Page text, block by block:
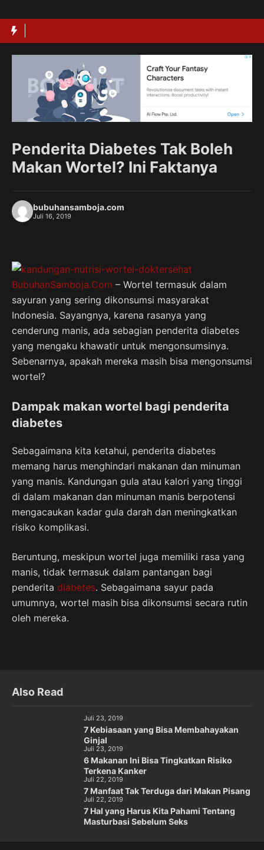
ke
Penderita Diabetes Tak Boleh
Makan Wortel? Ini Faktanya
bubuhansamboja.com
Juli 16, 2019
BubuhanSamboja.Com – Wortel termasuk dalam
sayuran yang sering dikonsumsi masyarakat
Indonesia. Sayangnya, karena rasanya yang
cenderung manis, ada sebagian penderita diabetes
yang mengaku khawatir untuk mengonsumsinya.
Sebenarnya, apakah mereka masih bisa mengonsumsi
wortel?
Dampak makan wortel bagi penderita
diabetes
Sebagaimana kita ketahui, penderita diabetes
memang harus menghindari makanan dan minuman
yang manis. Kandungan gula atau kalori yang tinggi
di dalam makanan dan minuman manis berpotensi
mengacaukan kadar gula darah dan meningkatkan
risiko komplikasi.
Beruntung, meskipun wortel juga memiliki rasa yang
manis, tidak termasuk dalam pantangan bagi
penderita diabetes. Sebagaimana sayur pada
umumnya, wortel masih bisa dikonsumsi secara rutin
oleh mereka.
Also Read
Juli 23, 2019
7 Kebiasaan yang Bisa Membahayakan
Ginjal
Juli 23, 2019
6 Makanan Ini Bisa Tingkatkan Risiko
Terkena Kanker
Juli 22, 2019
7 Manfaat Tak Terduga dari Makan Pisang
Juli 22, 2019
7 Hal yang Harus Kita Pahami Tentang
Masturbasi Sebelum Seks